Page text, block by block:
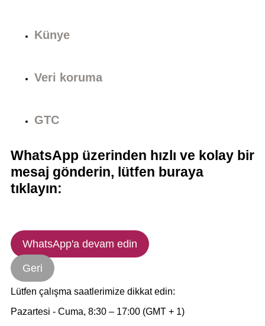
Künye
Veri koruma
GTC
WhatsApp üzerinden hızlı ve kolay bir
mesaj gönderin, lütfen buraya
tıklayın:
WhatsApp'a devam edin
Geri
Lütfen çalışma saatlerimize dikkat edin:
Pazartesi - Cuma, 8:30 – 17:00 (GMT + 1)